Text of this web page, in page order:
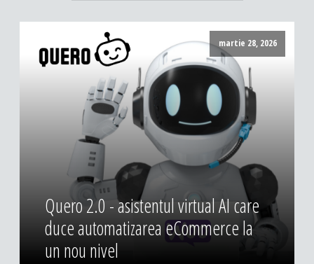
martie 28, 2026
Quero 2.0 - asistentul virtual AI care
duce automatizarea eCommerce la
un nou nivel